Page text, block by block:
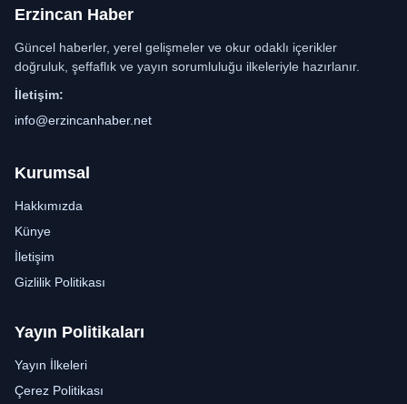
Erzincan Haber
Güncel haberler, yerel gelişmeler ve okur odaklı içerikler
doğruluk, şeffaflık ve yayın sorumluluğu ilkeleriyle hazırlanır.
İletişim:
info@erzincanhaber.net
Kurumsal
Hakkımızda
Künye
İletişim
Gizlilik Politikası
Yayın Politikaları
Yayın İlkeleri
Çerez Politikası